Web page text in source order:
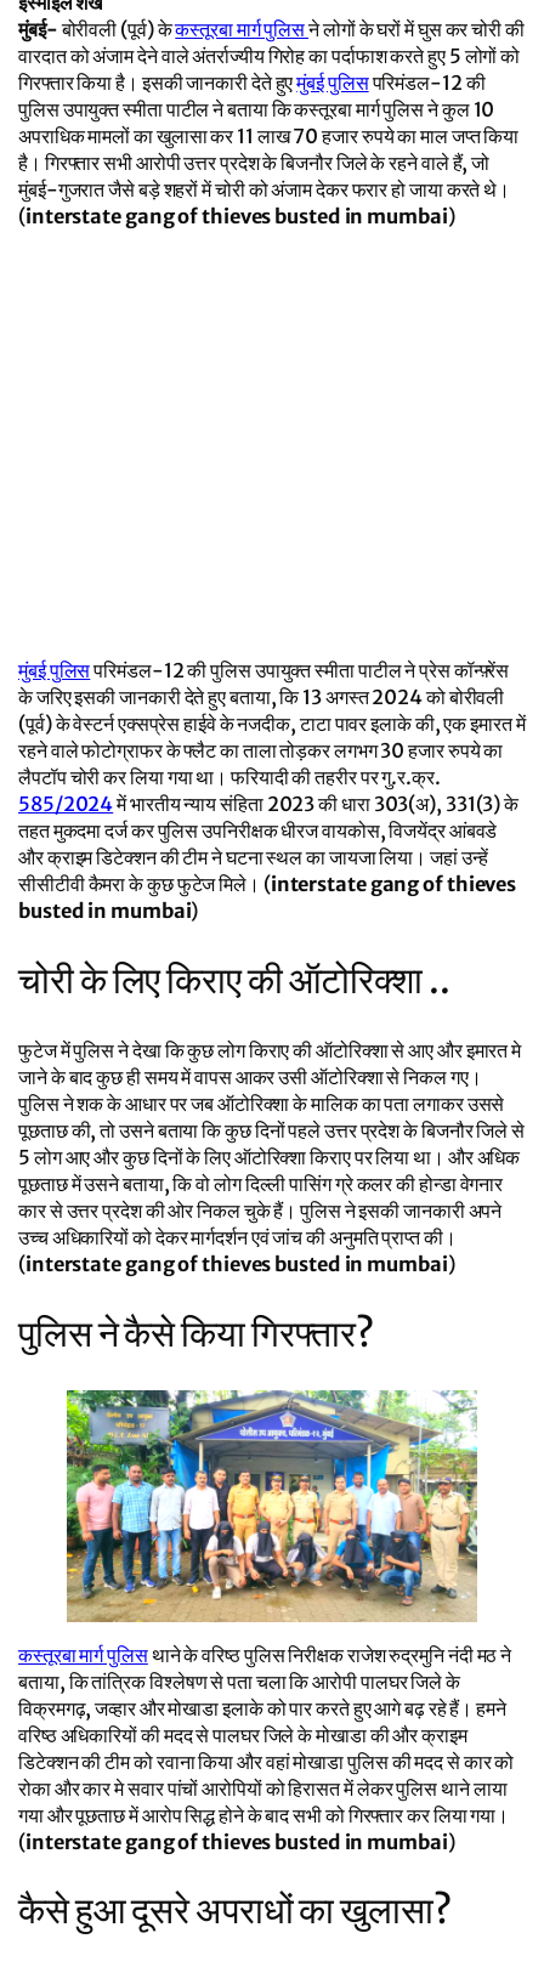
मुंबई-बोरीवली (पूर्व) केकस्तूरबा मार्ग पुलिसने लोगों के घरों में घुस कर चोरी की
वारदात को अंजाम देने वाले अंतर्राज्यीय गिरोह का पर्दाफाश करते हुए 5 लोगों को
गिरफ्तार किया है। इसकी जानकारी देते हुएमुंबई पुलिसपरिमंडल-12 की
पुलिस उपायुक्त स्मीता पाटील ने बताया कि कस्तूरबा मार्ग पुलिस ने कुल 10
अपराधिक मामलों का खुलासा कर 11 लाख 70 हजार रुपये का माल जप्त किया
है। गिरफ्तार सभी आरोपी उत्तर प्रदेश के बिजनौर जिले के रहने वाले हैं, जो
मुंबई-गुजरात जैसे बड़े शहरों में चोरी को अंजाम देकर फरार हो जाया करते थे।
(interstate gang of thieves busted in mumbai)
मुंबई पुलिसपरिमंडल-12 की पुलिस उपायुक्त स्मीता पाटील ने प्रेस कॉन्फ़्रेंस
के जरिए इसकी जानकारी देते हुए बताया, कि 13 अगस्त 2024 को बोरीवली
(पूर्व) के वेस्टर्न एक्सप्रेस हाईवे के नजदीक, टाटा पावर इलाके की, एक इमारत में
रहने वाले फोटोग्राफर के फ्लैट का ताला तोड़कर लगभग 30 हजार रुपये का
लैपटॉप चोरी कर लिया गया था। फरियादी की तहरीर पर गु.र.क्र.
585/2024में भारतीय न्याय संहिता 2023 की धारा 303(अ), 331(3) के
तहत मुकदमा दर्ज कर पुलिस उपनिरीक्षक धीरज वायकोस, विजयेंद्र आंबवडे
और क्राइम डिटेक्शन की टीम ने घटना स्थल का जायजा लिया। जहां उन्हें
सीसीटीवी कैमरा के कुछ फुटेज मिले। (interstate gang of thieves
busted in mumbai)
चोरी के लिए किराए की ऑटोरिक्शा ..
फुटेज में पुलिस ने देखा कि कुछ लोग किराए की ऑटोरिक्शा से आए और इमारत मे
जाने के बाद कुछ ही समय में वापस आकर उसी ऑटोरिक्शा से निकल गए।
पुलिस ने शक के आधार पर जब ऑटोरिक्शा के मालिक का पता लगाकर उससे
पूछताछ की, तो उसने बताया कि कुछ दिनों पहले उत्तर प्रदेश के बिजनौर जिले से
5 लोग आए और कुछ दिनों के लिए ऑटोरिक्शा किराए पर लिया था। और अधिक
पूछताछ में उसने बताया, कि वो लोग दिल्ली पासिंग ग्रे कलर की होन्डा वेगनार
कार से उत्तर प्रदेश की ओर निकल चुके हैं। पुलिस ने इसकी जानकारी अपने
उच्च अधिकारियों को देकर मार्गदर्शन एवं जांच की अनुमति प्राप्त की।
(interstate gang of thieves busted in mumbai)
पुलिस ने कैसे किया गिरफ्तार?
कस्तूरबा मार्ग पुलिसथाने के वरिष्ठ पुलिस निरीक्षक राजेश रुद्रमुनि नंदी मठ ने
बताया, कि तांत्रिक विश्लेषण से पता चला कि आरोपी पालघर जिले के
विक्रमगढ़, जव्हार और मोखाडा इलाके को पार करते हुए आगे बढ़ रहे हैं। हमने
वरिष्ठ अधिकारियों की मदद से पालघर जिले के मोखाडा की और क्राइम
डिटेक्शन की टीम को रवाना किया और वहां मोखाडा पुलिस की मदद से कार को
रोका और कार मे सवार पांचों आरोपियों को हिरासत में लेकर पुलिस थाने लाया
गया और पूछताछ में आरोप सिद्ध होने के बाद सभी को गिरफ्तार कर लिया गया।
(interstate gang of thieves busted in mumbai)
कैसे हुआ दूसरे अपराधों का खुलासा?